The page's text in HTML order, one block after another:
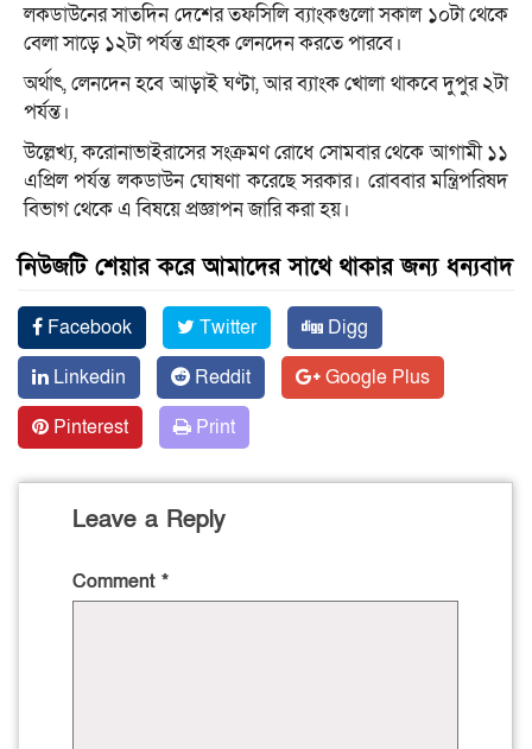
লকডাউনের সাতদিন দেশের তফসিলি ব্যাংকগুলো সকাল ১০টা থেকে
বেলা সাড়ে ১২টা পর্যন্ত গ্রাহক লেন‌দেন কর‌তে পার‌বে।
অর্থাৎ, লেনদেন হবে আড়াই ঘণ্টা, আর ব্যাংক খোলা থাকবে দুপুর ২টা
পর্যন্ত।
উল্লেখ্য, করোনাভাইরাসের সংক্রমণ রোধে সোমবার থেকে আগামী ১১
এপ্রিল পর্যন্ত লকডাউন ঘোষণা করেছে সরকার। রোববার মন্ত্রিপরিষদ
বিভাগ থেকে এ বিষয়ে প্রজ্ঞাপন জারি করা হয়।
নিউজটি শেয়ার করে আমাদের সাথে থাকার জন্য ধন্যবাদ
Facebook Twitter
Digg
Linkedin
Reddit
Google Plus
Pinterest
Print
Leave a Reply
Comment *